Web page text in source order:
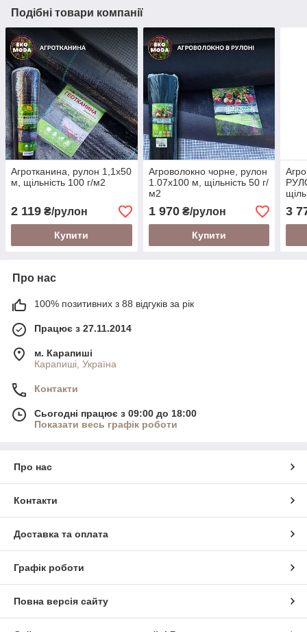
Подібні товари компанії
Агротканина, рулон 1,1х50
м, щільність 100 г/м2
2 119 ₴/рулон
Купити
Агроволокно чорне, рулон
1.07х100 м, щільність 50 г/
м2
1 970₴/рулон
Купити
3
Про нас
100% позитивних з 88 відгуків за рік
Працює з 27.11.2014
м. Карапиші
Карапиші, Україна
Контакти
Сьогодні працює з 09:00 до 18:00
Показати весь графік роботи
Про нас
Контакти
Доставка та оплата
Графік роботи
Повна версія сайту